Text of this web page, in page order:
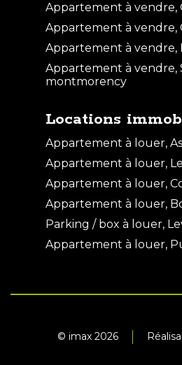
Appartement à vendre,
Appartement à vendre,
Appartement à vendre,
Appartement à vendre,
montmorency
Locations
Appartement à louer,
Appartement à louer,
Appartement à louer,
Appartement à louer,
Parking / box à louer,
Appartement à louer,
© imax 2026